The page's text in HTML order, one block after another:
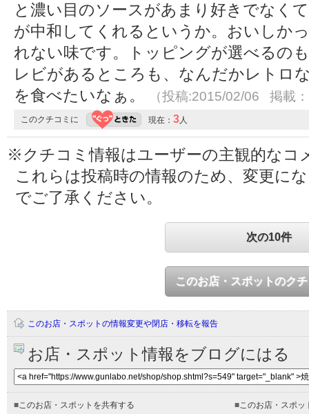
と濃い目のソースがあまり好きでなく
が中和してくれるというか。おいしか
れない味です。トッピングが選べるの
レビがあるところも、なんだかレトロ
を食べたいなぁ。
（投稿:2015/02/06 掲載
このクチコミに 現在： 3人
※クチコミ情報はユーザーの主観的なコ
これらは投稿時の情報のため、変更に
でご了承ください。
次の10件
このお店・スポットのク
このお店・スポットの情報変更や閉店・移転を報告
お店・スポット情報をブログにはる
■このお店・スポットを共有する ■このお店・スポッ